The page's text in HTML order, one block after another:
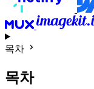
목차
목차